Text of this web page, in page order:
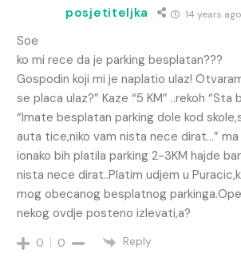
posjetiteljka 14 years ago
Soe
ko mi rece da je parking besplatan???
Gospodin koji mi je naplatio ulaz!
se placa ulaz?” Kaze “5 KM” ..rekoh “Sta
“Imate besplatan parking dole kod
auta tice,niko vam nista nece dirat…”
ionako bih platila parking 2-3KM hajde
nista nece dirat..Platim udjem u
mog obecanog besplatnog
nekog ovdje posteno izlevati,a?
0 0 Reply